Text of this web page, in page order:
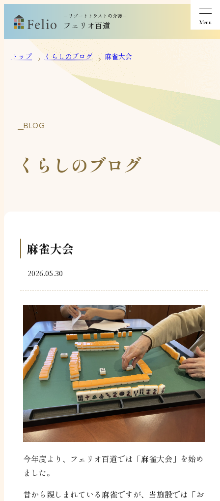
－リゾートトラストの介護－
フェリオ百道 Menu
トップ くらしのブログ 麻雀大会
BLOG
くらしのブログ
麻雀大会
2026.05.30
今年度より、フェリオ百道では「麻雀大会」を始め
ました。
昔から親しまれている麻雀ですが、当施設では「お